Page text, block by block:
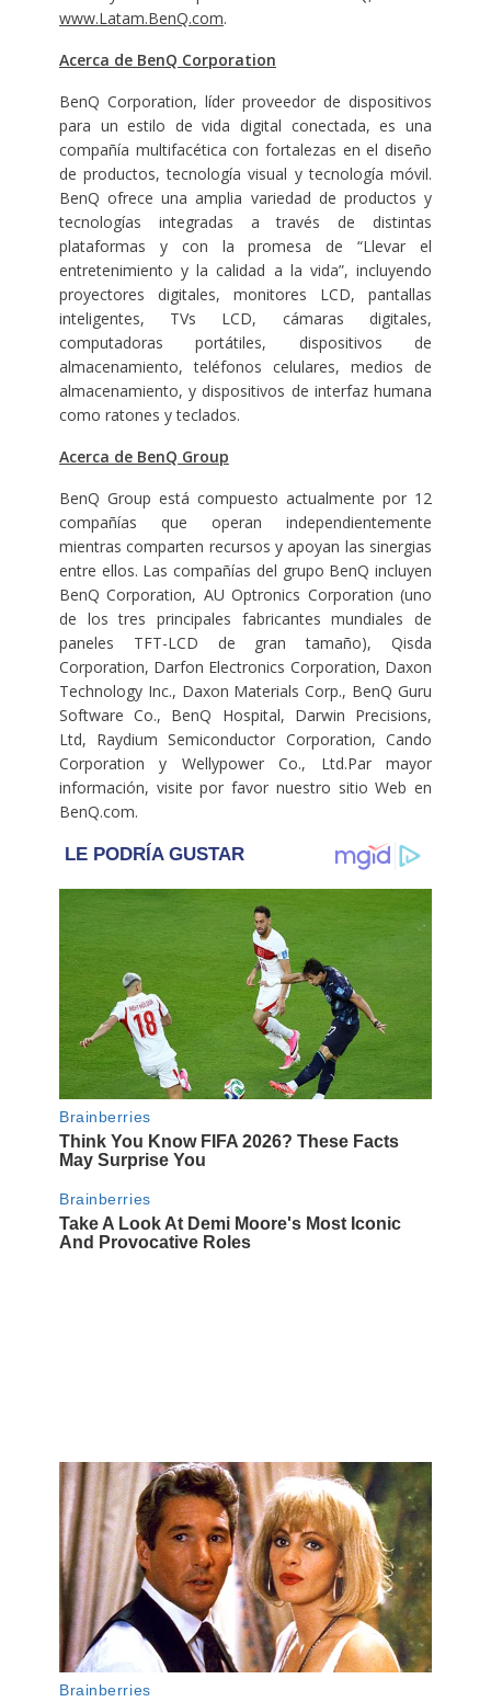
www.Latam.BenQ.com.
Acerca de BenQ Corporation
BenQ Corporation, líder proveedor de dispositivos
para un estilo de vida digital conectada, es una
compañía multifacética con fortalezas en el diseño
de productos, tecnología visual y tecnología móvil.
BenQ ofrece una amplia variedad de productos y
tecnologías integradas a través de distintas
plataformas y con la promesa de “Llevar el
entretenimiento y la calidad a la vida”, incluyendo
proyectores digitales, monitores LCD, pantallas
inteligentes, TVs LCD, cámaras digitales,
computadoras portátiles, dispositivos de
almacenamiento, teléfonos celulares, medios de
almacenamiento, y dispositivos de interfaz humana
como ratones y teclados.
Acerca de BenQ Group
BenQ Group está compuesto actualmente por 12
compañías que operan independientemente
mientras comparten recursos y apoyan las sinergias
entre ellos. Las compañías del grupo BenQ incluyen
BenQ Corporation, AU Optronics Corporation (uno
de los tres principales fabricantes mundiales de
paneles TFT-LCD de gran tamaño), Qisda
Corporation, Darfon Electronics Corporation, Daxon
Technology Inc., Daxon Materials Corp., BenQ Guru
Software Co., BenQ Hospital, Darwin Precisions,
Ltd, Raydium Semiconductor Corporation, Cando
Corporation y Wellypower Co., Ltd.Par mayor
información, visite por favor nuestro sitio Web en
BenQ.com.